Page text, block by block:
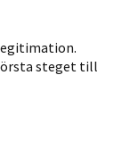
steget till